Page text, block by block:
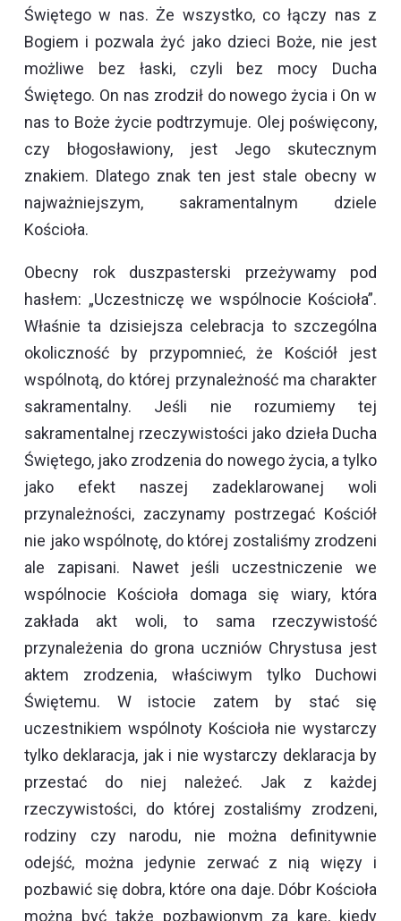
Świętego w nas. Że wszystko, co łączy nas z
Bogiem i pozwala żyć jako dzieci Boże, nie jest
możliwe bez łaski, czyli bez mocy Ducha
Świętego. On nas zrodził do nowego życia i On w
nas to Boże życie podtrzymuje. Olej poświęcony,
czy błogosławiony, jest Jego skutecznym
znakiem. Dlatego znak ten jest stale obecny w
najważniejszym, sakramentalnym dziele
Kościoła.
Obecny rok duszpasterski przeżywamy pod
hasłem: „Uczestniczę we wspólnocie Kościoła”.
Właśnie ta dzisiejsza celebracja to szczególna
okoliczność by przypomnieć, że Kościół jest
wspólnotą, do której przynależność ma charakter
sakramentalny. Jeśli nie rozumiemy tej
sakramentalnej rzeczywistości jako dzieła Ducha
Świętego, jako zrodzenia do nowego życia, a tylko
jako efekt naszej zadeklarowanej woli
przynależności, zaczynamy postrzegać Kościół
nie jako wspólnotę, do której zostaliśmy zrodzeni
ale zapisani. Nawet jeśli uczestniczenie we
wspólnocie Kościoła domaga się wiary, która
zakłada akt woli, to sama rzeczywistość
przynależenia do grona uczniów Chrystusa jest
aktem zrodzenia, właściwym tylko Duchowi
Świętemu. W istocie zatem by stać się
uczestnikiem wspólnoty Kościoła nie wystarczy
tylko deklaracja, jak i nie wystarczy deklaracja by
przestać do niej należeć. Jak z każdej
rzeczywistości, do której zostaliśmy zrodzeni,
rodziny czy narodu, nie można definitywnie
odejść, można jedynie zerwać z nią więzy i
pozbawić się dobra, które ona daje. Dóbr Kościoła
można być także pozbawionym za karę, kiedy